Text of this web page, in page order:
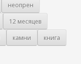
неопрен
12 месяцев
камни
книга